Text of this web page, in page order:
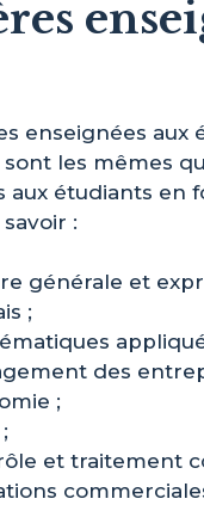
enseignées aux
les mêmes
aux étudiants en
:
générale et
;
des
;
et traitement